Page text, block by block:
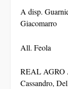
A disp.
Giacomarro
All. Feola
REAL AGRO
Cassandro,